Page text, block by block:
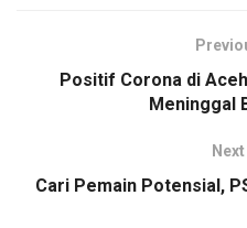
Positif Corona di
Meninggal
Cari Pemain Potensial,